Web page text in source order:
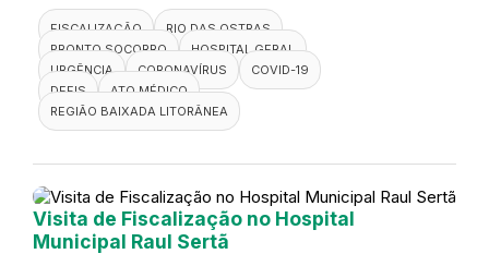
FISCALIZAÇÃO
RIO DAS OSTRAS
PRONTO SOCORRO
HOSPITAL GERAL
URGÊNCIA
CORONAVÍRUS
COVID-19
DEFIS
ATO MÉDICO
REGIÃO BAIXADA LITORÂNEA
Visita de Fiscalização no Hospital
Municipal Raul Sertã